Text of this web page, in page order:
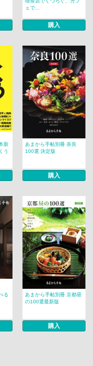
ェで...
購入
新
う
あまから手帖別冊 奈良
100選 決定版
購入
る
あまから手帖別冊 京都昼
の100選最新版
購入